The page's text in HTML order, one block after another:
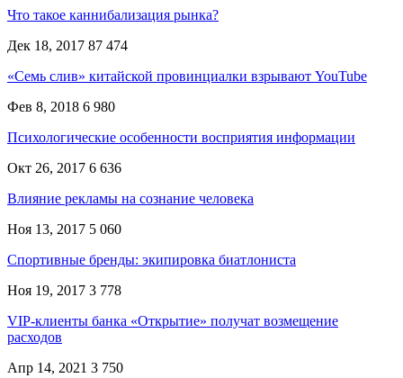
Что такое каннибализация рынка?
Дек 18, 2017 87 474
«Семь слив» китайской провинциалки взрывают YouTube
Фев 8, 2018 6 980
Психологические особенности восприятия информации
Окт 26, 2017 6 636
Влияние рекламы на сознание человека
Ноя 13, 2017 5 060
Спортивные бренды: экипировка биатлониста
Ноя 19, 2017 3 778
VIP-клиенты банка «Открытие» получат возмещение
расходов
Апр 14, 2021 3 750